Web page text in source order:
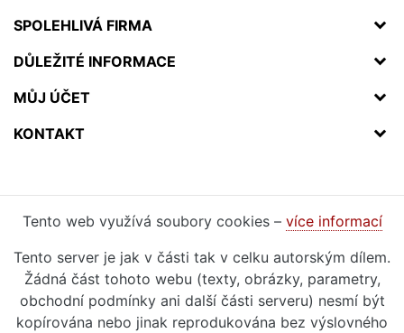
SPOLEHLIVÁ FIRMA
DŮLEŽITÉ INFORMACE
MŮJ ÚČET
KONTAKT
Tento web využívá soubory cookies – více informací
Tento server je jak v části tak v celku autorským dílem.
Žádná část tohoto webu (texty, obrázky, parametry,
obchodní podmínky ani další části serveru) nesmí být
kopírována nebo jinak reprodukována bez výslovného